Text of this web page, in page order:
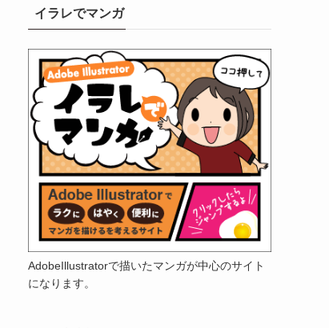
イラレでマンガ
AdobeIllustratorで描いたマンガが中心のサイト
になります。